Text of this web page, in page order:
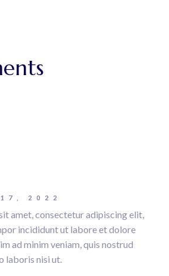
17, 2022
amet, consectetur adipiscing elit,
incididunt ut labore et dolore
ad minim veniam, quis nostrud
laboris nisi ut.